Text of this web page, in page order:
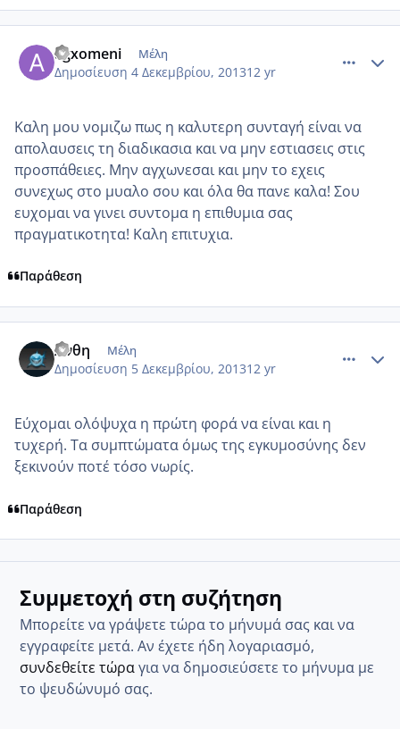
agxomeni Μέλη
Δημοσίευση 4 Δεκεμβρίου, 201312 yr
Καλη μου νομιζω πως η καλυτερη συνταγή είναι να
απολαυσεις τη διαδικασια και να μην εστιασεις στις
προσπάθειες. Μην αγχωνεσαι και μην το εχεις
συνεχως στο μυαλο σου και όλα θα πανε καλα! Σου
ευχομαι να γινει συντομα η επιθυμια σας
πραγματικοτητα! Καλη επιτυχια.
Παράθεση
Ανθη Μέλη
Δημοσίευση 5 Δεκεμβρίου, 201312 yr
Εύχομαι ολόψυχα η πρώτη φορά να είναι και η
τυχερή. Τα συμπτώματα όμως της εγκυμοσύνης δεν
ξεκινούν ποτέ τόσο νωρίς.
Παράθεση
Συμμετοχή στη συζήτηση
Μπορείτε να γράψετε τώρα το μήνυμά σας και να
εγγραφείτε μετά. Αν έχετε ήδη λογαριασμό,
συνδεθείτε τώραγια να δημοσιεύσετε το μήνυμα με
το ψευδώνυμό σας.